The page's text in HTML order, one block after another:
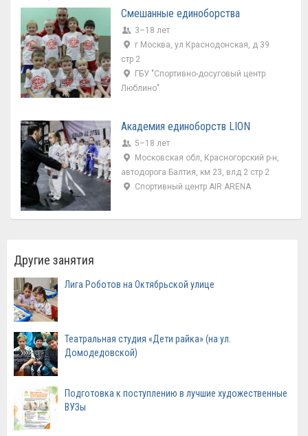
Смешанные единоборства
3–18 лет
г Москва, ул Краснодонская, д 39
стр 2
ГБУ "Спортивно-досуговый центр
Люблино"
Академия единоборств LION
5–18 лет
Московская обл, Красногорский р-н,
автодорога Балтия, км 23, влд 2 стр 2
Спортивный центр AIR ARENA
Другие занятия
Лига Роботов на Октябрьской улице
Театральная студия «Дети райка» (на ул.
Домодедовской)
Подготовка к поступлению в лучшие художественные
ВУЗы